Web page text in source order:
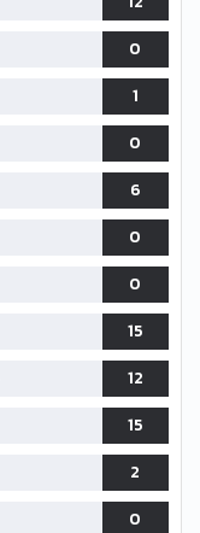
0
1
0
6
0
0
15
12
15
2
0